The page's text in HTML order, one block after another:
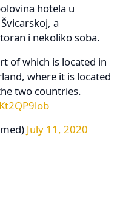
hotela u
a
i nekoliko soba.
of which is located in
where it is located
two countries.
July 11, 2020